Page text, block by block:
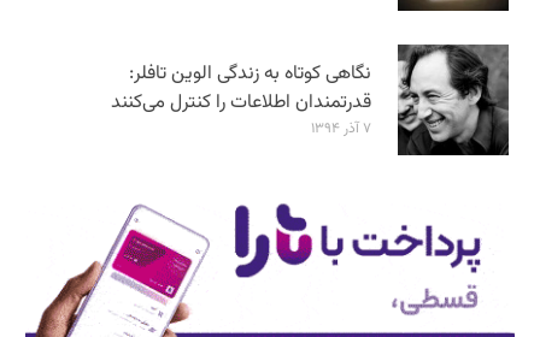
نگاهی کوتاه به زندگی الوین تافلر:
قدرتمندان اطلاعات را کنترل می‌کنند
۷ آذر ۱۳۹۴